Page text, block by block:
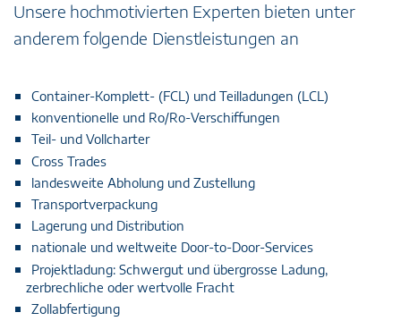
Unsere hochmotivierten Experten bieten unter
anderem folgende Dienstleistungen an
Container-Komplett- (FCL) und Teilladungen (LCL)
konventionelle und Ro/Ro-Verschiffungen
Teil- und Vollcharter
Cross Trades
landesweite Abholung und Zustellung
Transportverpackung
Lagerung und Distribution
nationale und weltweite Door-to-Door-Services
Projektladung: Schwergut und übergrosse Ladung,
zerbrechliche oder wertvolle Fracht
Zollabfertigung